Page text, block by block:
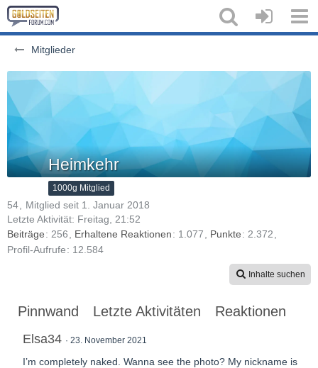
Mitglieder
Heimkehr
1000g Mitglied
54
Mitglied seit 1. Januar 2018
Letzte Aktivität: Freitag, 21:52
Beiträge
256 Erhaltene Reaktionen 1.077 Punkte
2.372
Profil-Aufrufe
12.584
Inhalte suchen
Pinnwand Letzte Aktivitäten Reaktionen
Elsa34 23. November 2021
I’m completely naked. Wanna see the photo? My nickname is